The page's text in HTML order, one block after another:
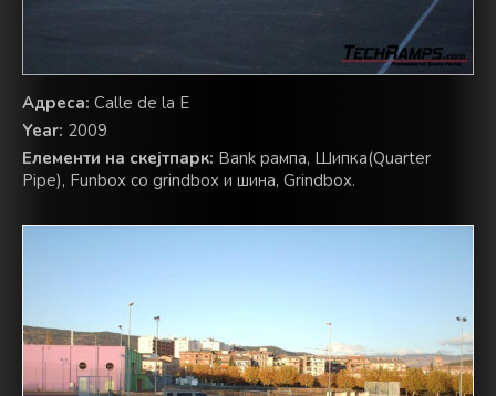
Адреса: Calle de la E
Year: 2009
Елементи на скејтпарк: Bank рампа, Шипка(Quarter
Pipe), Funbox со grindbox и шина, Grindbox.